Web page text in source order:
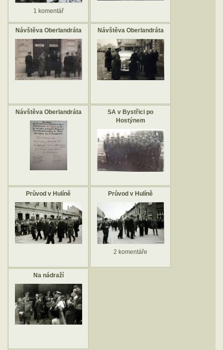
1 komentář
Návštěva Oberlandráta Návštěva Oberlandráta
Návštěva Oberlandráta
SA v Bystřici po
Hostýnem
Průvod v Hulíně Průvod v Hulíně
2 komentáře
Na nádraží